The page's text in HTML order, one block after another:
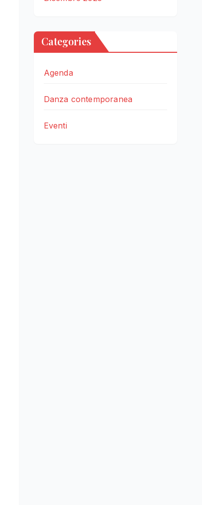
Categories
Agenda
Danza contemporanea
Eventi